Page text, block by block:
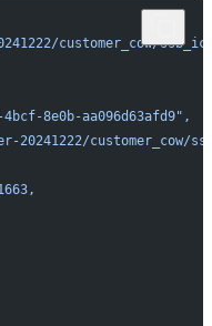
customer_cow/
8e0b-aa096d63afd9",
20241222/customer_cow/